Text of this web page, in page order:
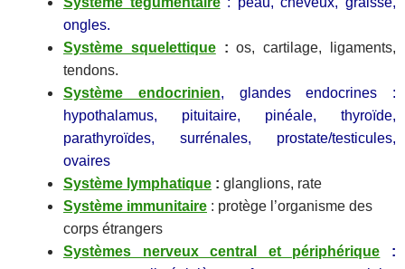
ongles.
Système squelettique: os, cartilage, ligaments,
tendons.
Système endocrinien, glandes endocrines :
hypothalamus, pituitaire, pinéale, thyroïde,
parathyroïdes, surrénales, prostate/testicules,
ovaires
Système lymphatique : glanglions, rate
Système immunitaire : protège l’organisme des
corps étrangers
Systèmes nerveux central et périphérique :